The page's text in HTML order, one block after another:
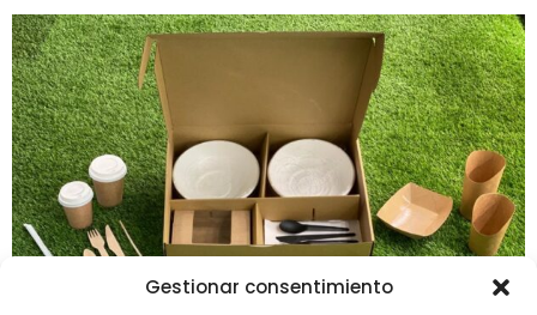
Gestionar consentimiento